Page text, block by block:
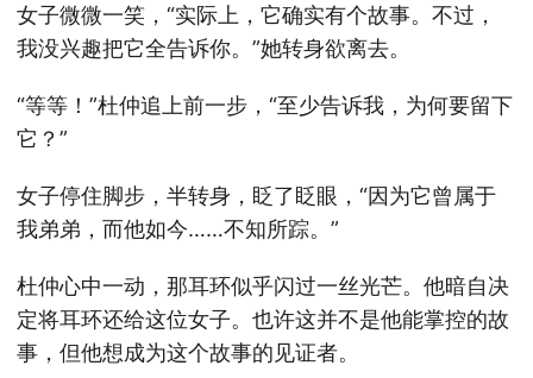
女子微微一笑，“实际上，它确实有个故事。不过，
我没兴趣把它全告诉你。”她转身欲离去。
“等等！”杜仲追上前一步，“至少告诉我，为何要留下
它？”
女子停住脚步，半转身，眨了眨眼，“因为它曾属于
我弟弟，而他如今……不知所踪。”
杜仲心中一动，那耳环似乎闪过一丝光芒。他暗自决
定将耳环还给这位女子。也许这并不是他能掌控的故
事，但他想成为这个故事的见证者。